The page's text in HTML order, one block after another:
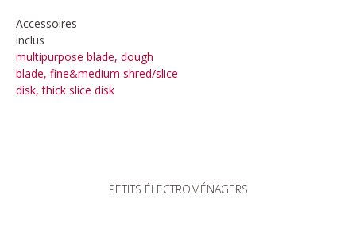
Accessoires
inclus
multipurpose blade, dough
blade, fine&medium shred/slice
disk, thick slice disk
PETITS ÉLECTROMÉNAGERS